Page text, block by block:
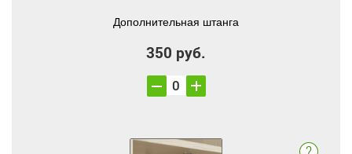
Дополнительная штанга
350 руб.